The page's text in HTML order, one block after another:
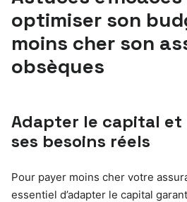
optimiser son
moins cher son
obsèques
Adapter le capital et
ses besoins réels
Pour payer moins cher votre
essentiel d’adapter le capital